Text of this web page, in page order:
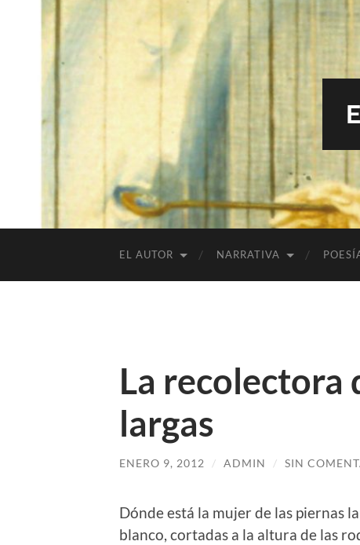
EL AUTOR NARRATIVA
La recolectora
largas
ENERO 9, 2012 / ADMIN / SIN
Dónde está la mujer de las piernas
blanco, cortadas a la altura de las